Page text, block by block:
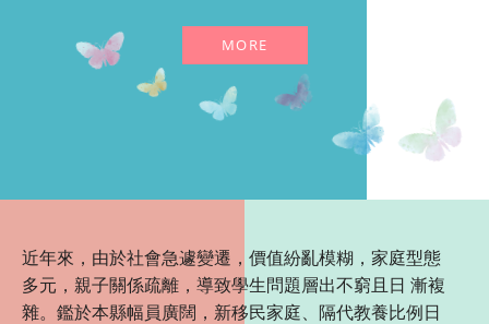
MORE
近年來，由於社會急遽變遷，價值紛亂模糊，家庭型態
多元，親子關係疏離，導致學生問題層出不窮且日 漸複
雜。鑑於本縣幅員廣闊，新移民家庭、隔代教養比例日